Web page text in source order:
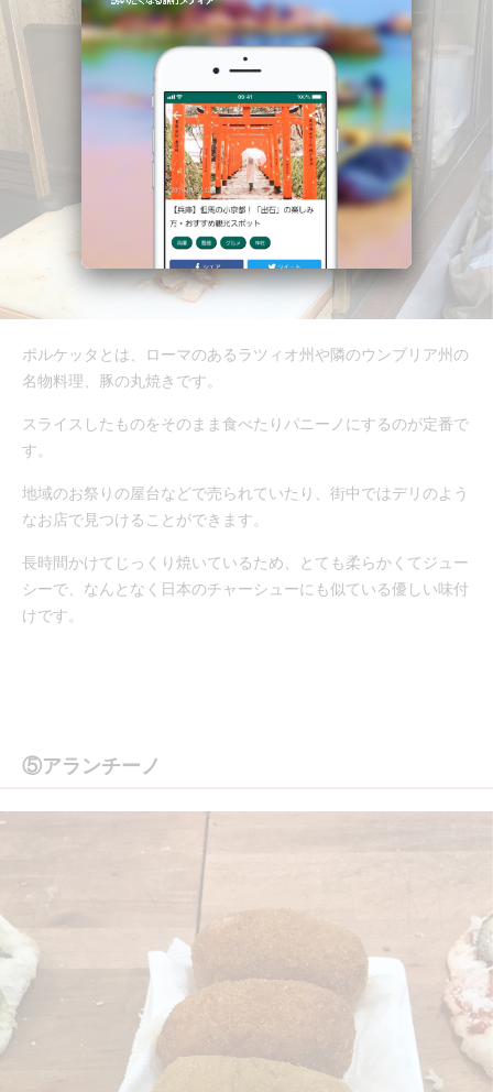
ポルケッタとは、ローマのあるラツィオ州や隣のウンブリア州の
名物料理、豚の丸焼きです。
スライスしたものをそのまま食べたりパニーノにするのが定番で
す。
地域のお祭りの屋台などで売られていたり、街中ではデリのよう
なお店で見つけることができます。
長時間かけてじっくり焼いているため、とても柔らかくてジュー
シーで、なんとなく日本のチャーシューにも似ている優しい味付
けです。
⑤アランチーノ